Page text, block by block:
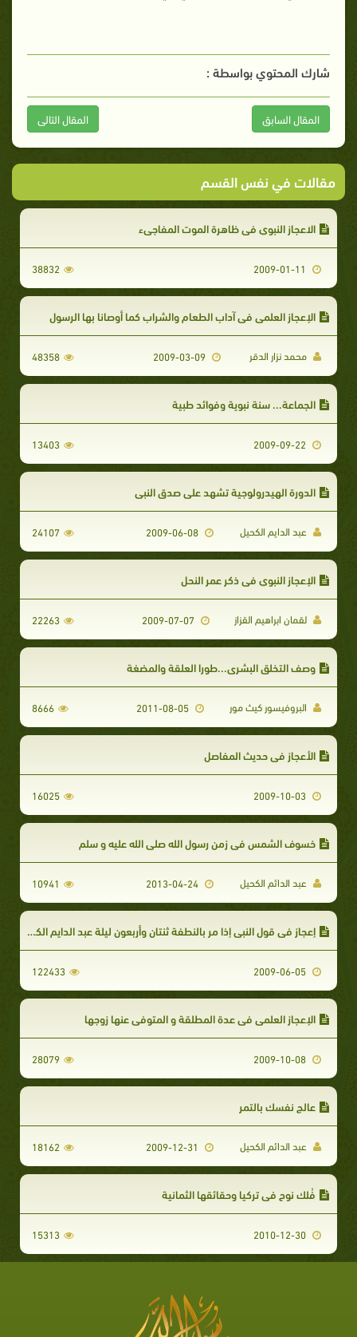
شارك المحتوي بواسطة :
المقال السابق المقال التالى
مقالات في نفس القسم
الاعجاز النبوي في ظاهرة الموت المفاجيء
38832
الإعجاز العلمي في آداب الطعام والشراب كما أوصانا بها الرسول
محمد نزار الدقر 2009-03-09
48358
الجماعة... سنة نبوية وفوائد طبية
13403
الدورة الهيدرولوجية تشهد على صدق النبي
عبد الدايم الكحيل 2009-06-08
24107
الإعجاز النبوي في ذكر عمر النحل
لقمان ابراهيم القزاز 22263
وصف التخلق البشرى...طورا العلقة والمضغة
البروفيسور كيث مور 8666
الأعجاز في حديث المفاصل
16025
خسوف الشمس في زمن رسول الله صلى الله عليه و سلم
عبد الدائم الكحيل 2013-04-24
10941
إعجاز في قول النبي إذا مر بالنطفة ثنتان وأربعون ليلة عبد الدايم الكحيل
122433
الإعجاز العلمي في عدة المطلقة و المتوفى عنها زوجها
28079
عالج نفسك بالتمر
عبد الدائم الكحيل 18162
فُلك نوح في تركيا وحقائقها الثمانية
15313